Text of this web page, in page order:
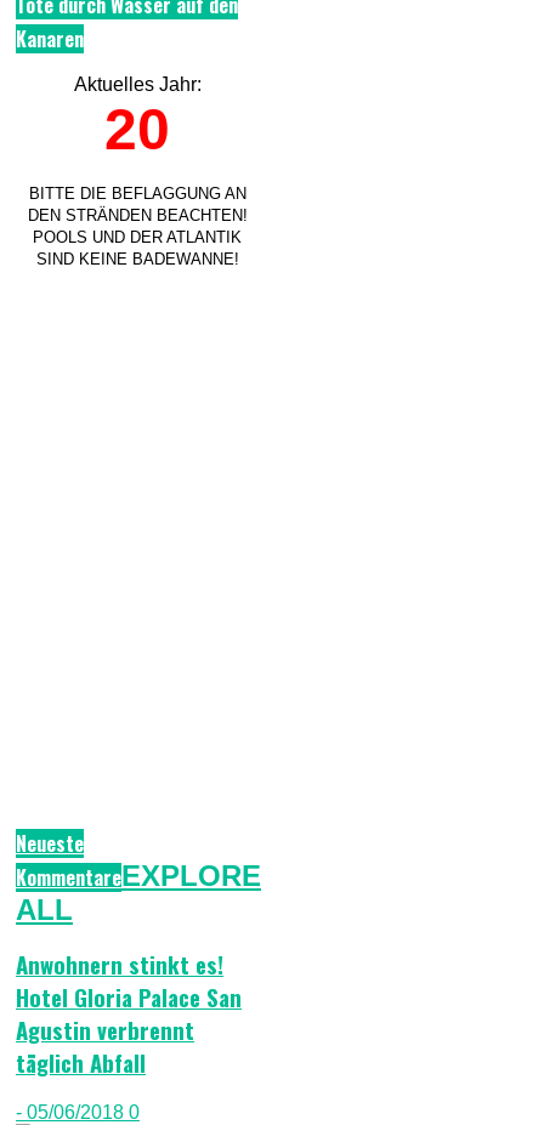
Kanaren
Aktuelles Jahr:
20
BITTE DIE BEFLAGGUNG AN
DEN STRÄNDEN BEACHTEN!
POOLS UND DER ATLANTIK
SIND KEINE BADEWANNE!
Neueste
KommentareEXPLORE
ALL
Anwohnern stinkt es!
Hotel Gloria Palace San
Agustin verbrennt
täglich Abfall
- 05/06/2018 0